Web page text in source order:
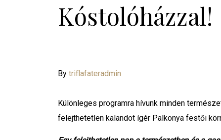
Kóstolóházzal!
By triflafateradmin
Különleges programra hívunk minden
felejthetetlen kalandot ígér Palkonya festői